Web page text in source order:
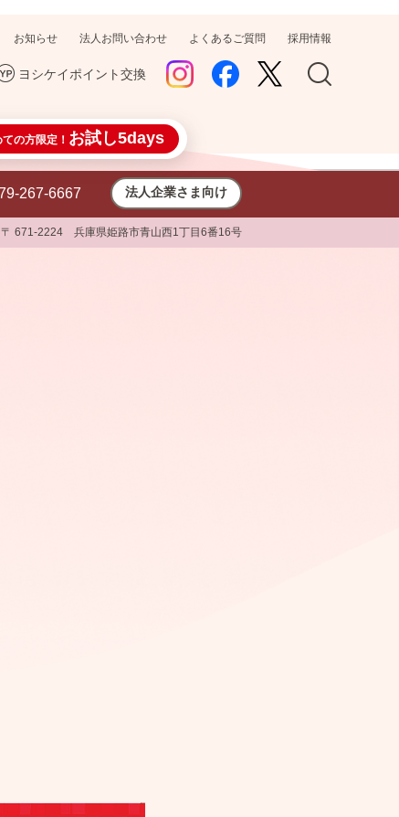
お知らせ 法人お問い合わせ よくあるご質問 採用情報
ヨシケイポイント交換
の方限定！ お試し5days
法人企業さま向け
267-6667
〒 671-2224 兵庫県姫路市青山西1丁目6番16号